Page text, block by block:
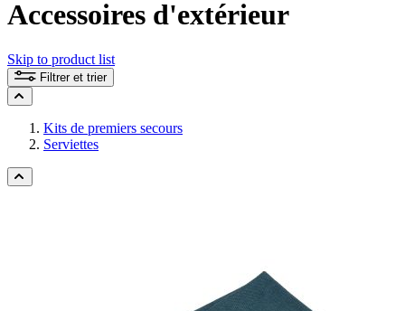
Accessoires d'extérieur
Skip to product list
Filtrer et trier
Kits de premiers secours
Serviettes